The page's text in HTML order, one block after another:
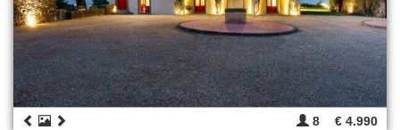
8 € 4.990